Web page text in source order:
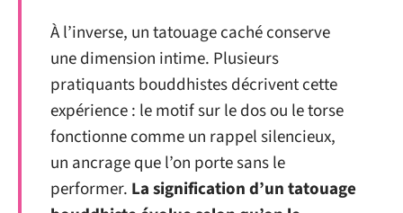
À l’inverse, un tatouage caché conserve
une dimension intime. Plusieurs
pratiquants bouddhistes décrivent cette
expérience : le motif sur le dos ou le torse
fonctionne comme un rappel silencieux,
un ancrage que l’on porte sans le
performer. La signification d’un tatouage